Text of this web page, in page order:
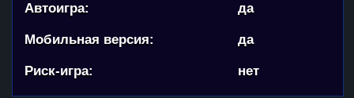
Автоигра: да
Мобильная версия: да
Риск-игра: нет